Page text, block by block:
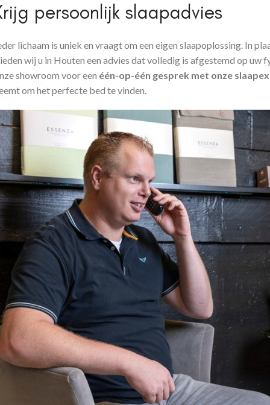
persoonlijk slaapadvies
lichaam is uniek en vraagt om een eigen slaapoplossing. In
wij u in Houten een advies dat volledig is afgestemd op uw
showroom voor een één-op-één gesprek met onze
om het perfecte bed te vinden.